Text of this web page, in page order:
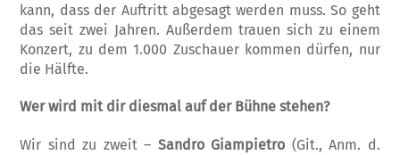
kann, dass der Auftritt abgesagt werden muss. So geht
das seit zwei Jahren. Außerdem trauen sich zu einem
Konzert, zu dem 1.000 Zuschauer kommen dürfen, nur
die Hälfte.
Wer wird mit dir diesmal auf der Bühne stehen?
Wir sind zu zweit – Sandro Giampietro (Git., Anm. d.